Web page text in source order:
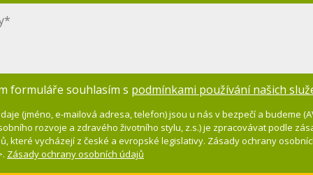
formuláře souhlasím s podmínkami používání našich
(jméno, e-mailová adresa, telefon) jsou u nás v bezpečí a budeme
rozvoje a zdravého životního stylu, z.s.) je zpracovávat podle
které vycházejí z české a evropské legislativy. Zásady ochrany
Zásady ochrany osobních údajů